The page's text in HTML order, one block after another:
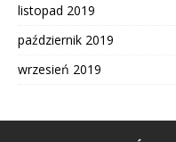
listopad 2019
październik 2019
wrzesień 2019